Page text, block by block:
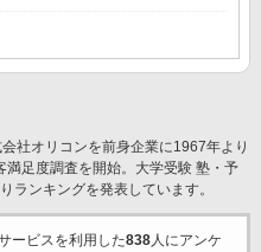
社オリコンを前身企業に1967年より
足度調査を開始。大学受験 塾・予
ランキングを発表しています。
ービスを利用した838人にアンケ